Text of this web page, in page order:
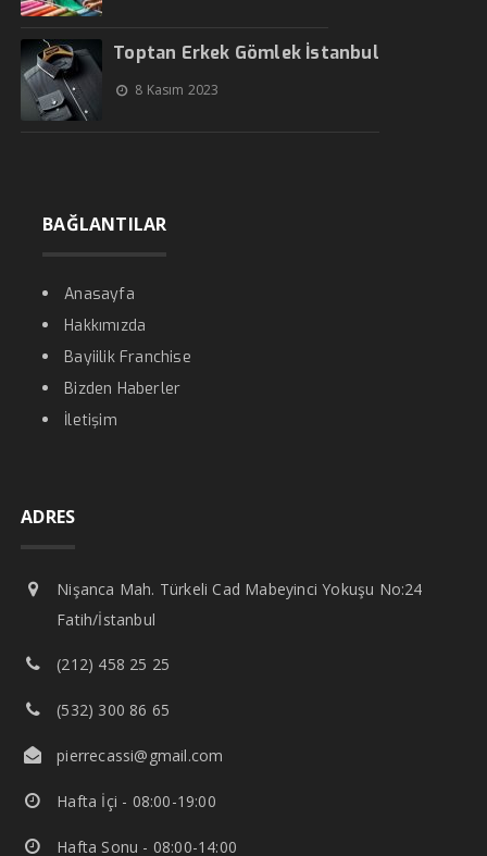
Toptan Erkek Gömlek İstanbul
8 Kasım 2023
BAĞLANTILAR
Anasayfa
Hakkımızda
Bayiilik Franchise
Bizden Haberler
İletişim
ADRES
Nişanca Mah. Türkeli Cad Mabeyinci Yokuşu No:24
Fatih/İstanbul
(212) 458 25 25
(532) 300 86 65
pierrecassi@gmail.com
Hafta İçi - 08:00-19:00
Hafta Sonu - 08:00-14:00